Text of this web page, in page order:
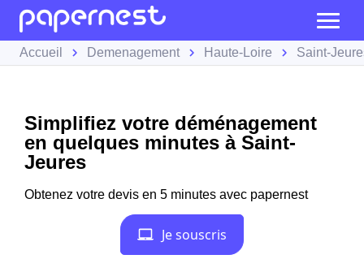
Accueil Demenagement Haute-Loire Saint-